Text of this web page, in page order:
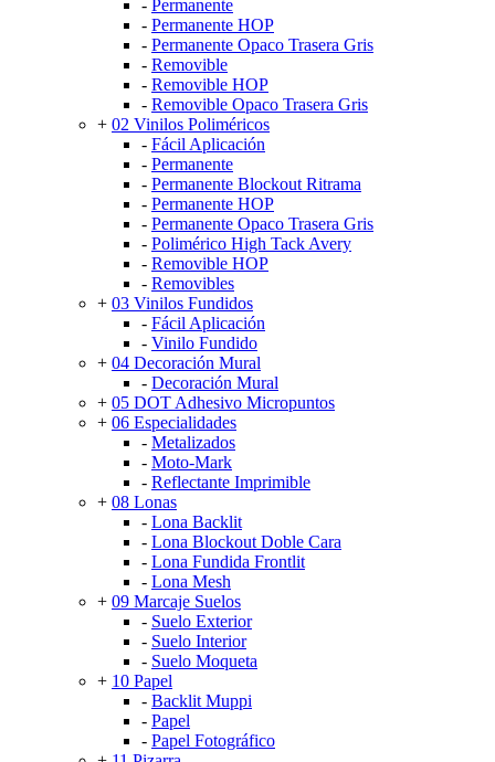
- Permanente
- Permanente HOP
- Permanente Opaco Trasera Gris
- Removible
- Removible HOP
- Removible Opaco Trasera Gris
+ 02 Vinilos Poliméricos
- Fácil Aplicación
- Permanente
- Permanente Blockout Ritrama
- Permanente HOP
- Permanente Opaco Trasera Gris
- Polimérico High Tack Avery
- Removible HOP
- Removibles
+ 03 Vinilos Fundidos
- Fácil Aplicación
- Vinilo Fundido
+ 04 Decoración Mural
- Decoración Mural
+ 05 DOT Adhesivo Micropuntos
+ 06 Especialidades
- Metalizados
- Moto-Mark
- Reflectante Imprimible
+ 08 Lonas
- Lona Backlit
- Lona Blockout Doble Cara
- Lona Fundida Frontlit
- Lona Mesh
+ 09 Marcaje Suelos
- Suelo Exterior
- Suelo Interior
- Suelo Moqueta
+ 10 Papel
- Backlit Muppi
- Papel
- Papel Fotográfico